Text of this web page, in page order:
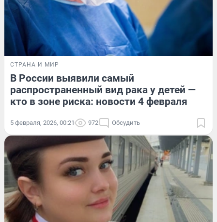
СТРАНА И МИР
В России выявили самый
распространенный вид рака у детей —
кто в зоне риска: новости 4 февраля
5 февраля, 2026, 00:21 972 Обсудить